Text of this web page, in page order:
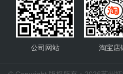
淘宝店
公司网站